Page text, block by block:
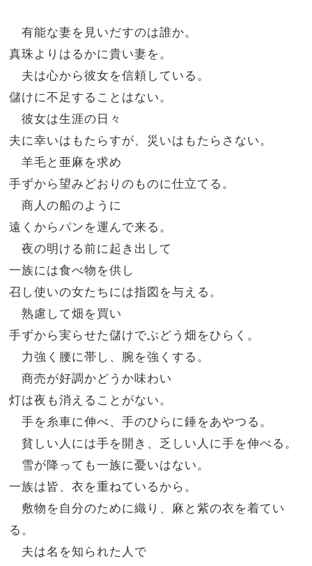
有能な妻を見いだすのは誰か。
真珠よりはるかに貴い妻を。
夫は心から彼女を信頼している。
儲けに不足することはない。
彼女は生涯の日々
夫に幸いはもたらすが、災いはもたらさない。
羊毛と亜麻を求め
手ずから望みどおりのものに仕立てる。
商人の船のように
遠くからパンを運んで来る。
夜の明ける前に起き出して
一族には食べ物を供し
召し使いの女たちには指図を与える。
熟慮して畑を買い
手ずから実らせた儲けでぶどう畑をひらく。
力強く腰に帯し、腕を強くする。
商売が好調かどうか味わい
灯は夜も消えることがない。
手を糸車に伸べ、手のひらに錘をあやつる。
貧しい人には手を開き、乏しい人に手を伸べる。
雪が降っても一族に憂いはない。
一族は皆、衣を重ねているから。
敷物を自分のために織り、麻と紫の衣を着てい
る。
夫は名を知られた人で